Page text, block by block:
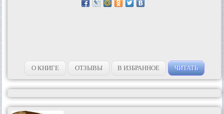
О КНИГЕ ОТЗЫВЫ В ИЗБРАННОЕ ЧИТАТЬ